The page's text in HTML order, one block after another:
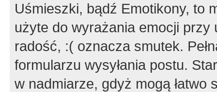
Uśmieszki, bądź Emotikony, to
użyte do wyrażania emocji
radość, :( oznacza smutek.
formularzu wysyłania postu.
w nadmiarze, gdyż mogą